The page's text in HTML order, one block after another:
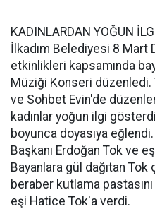
KADINLARDAN YOĞUN
İlkadım Belediyesi 8 Mart
etkinlikleri kapsamında
Müziği Konseri
ve Sohbet Evin'de
kadınlar yoğun ilgi
boyunca doyasıya
Başkanı Erdoğan Tok ve
Bayanlara gül dağıtan
beraber kutlama
eşi Hatice Tok'a verdi.